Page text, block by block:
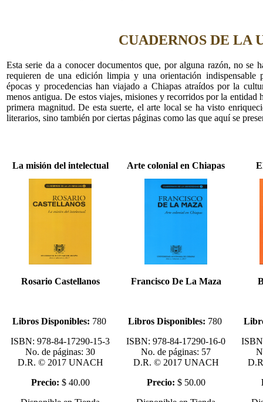
CUADERNOS DE LA
Esta serie da a conocer documentos que, por alguna razón, no se
requieren de una edición limpia y una orientación indispensable
épocas y procedencias han viajado a Chiapas atraídos por la
menos antigua. De estos viajes, misiones y recorridos por la entidad
primera magnitud. De esta suerte, el arte local se ha visto
literarios, sino también por ciertas páginas como las que aquí se
La misión del intelectual Arte colonial en Chiapas
Rosario Castellanos
Libros Disponibles: 780
ISBN: 978-84-17290-15-3
No. de páginas: 30
D.R. © 2017 UNACH
Precio: $ 40.00
Francisco De La Maza
Libros Disponibles: 780
ISBN: 978-84-17290-16-0
No. de páginas: 57
D.R. © 2017 UNACH
Precio: $ 50.00